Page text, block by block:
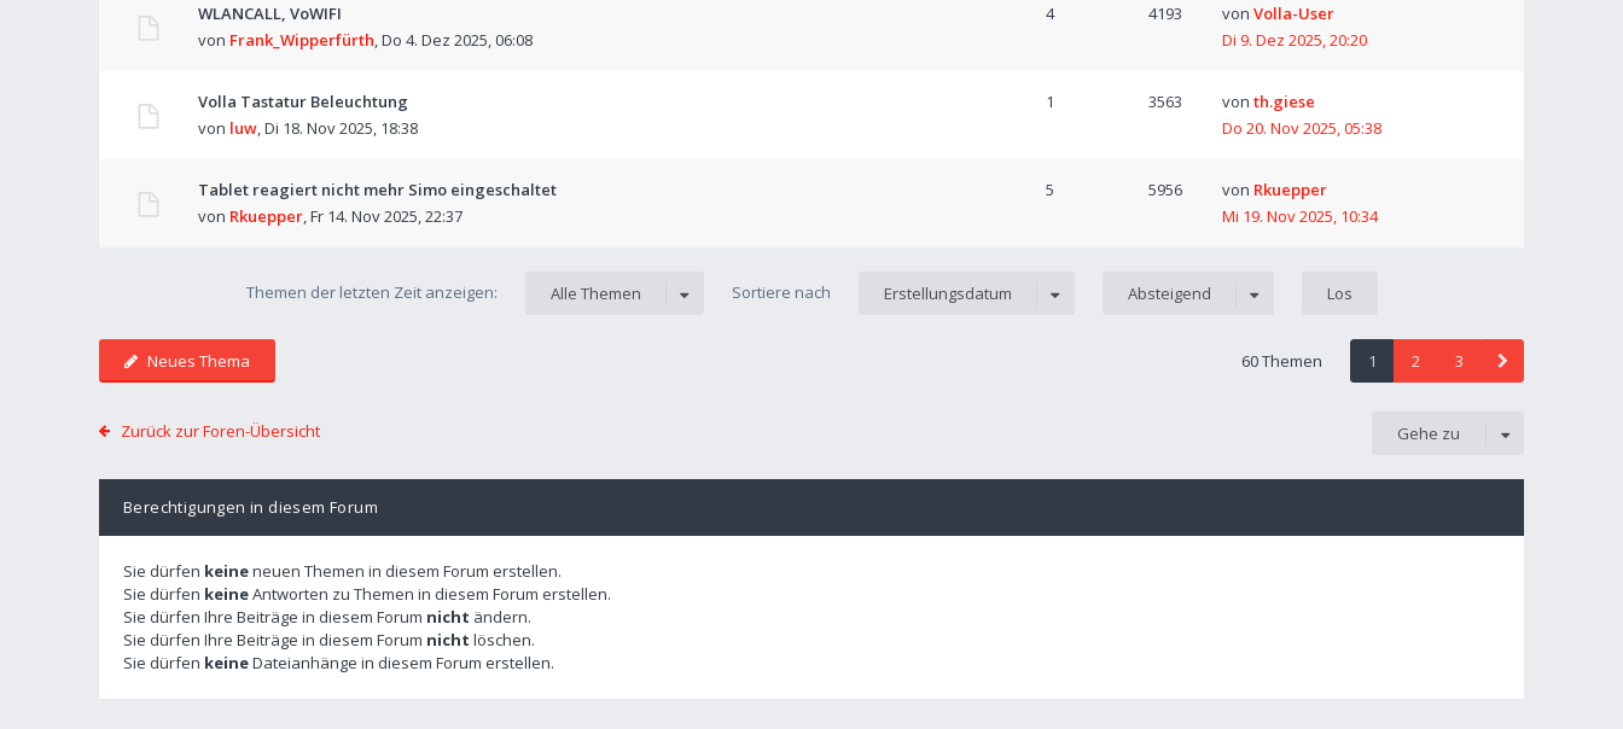
WLANCALL, VoWIFI
von Frank_Wipperfürth,Do 4. Dez 2025, 06:08
4 4193 von Volla-User
Di 9. Dez 2025, 20:20
Volla Tastatur Beleuchtung
von luw,Di 18. Nov 2025, 18:38
1 3563 von th.giese
Do 20. Nov 2025, 05:38
Tablet reagiert nicht mehr Simo eingeschaltet
von Rkuepper,Fr 14. Nov 2025, 22:37
5 5956 von Rkuepper
Mi 19. Nov 2025, 10:34
Themen der letzten Zeit anzeigen: Alle Themen Sortiere nach Erstellungsdatum Absteigend
Neues Thema 60 Themen 1 2 3
Zurück zur Foren-Übersicht Gehe zu
Berechtigungen in diesem Forum
Sie dürfen keineneuen Themen in diesem Forum erstellen.
Sie dürfen keineAntworten zu Themen in diesem Forum erstellen.
Sie dürfen Ihre Beiträge in diesem Forum nicht ändern.
Sie dürfen Ihre Beiträge in diesem Forum nicht löschen.
Sie dürfen keineDateianhänge in diesem Forum erstellen.